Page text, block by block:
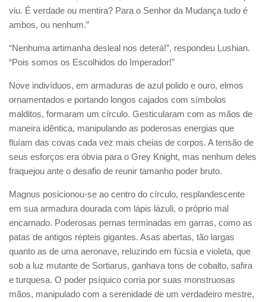
viu. É verdade ou mentira? Para o Senhor da Mudança tudo é
ambos, ou nenhum.”
“Nenhuma artimanha desleal nos deterá!”, respondeu Lushian.
“Pois somos os Escolhidos do Imperador!”
Nove indivíduos, em armaduras de azul polido e ouro, elmos
ornamentados e portando longos cajados com símbolos
malditos, formaram um círculo. Gesticularam com as mãos de
maneira idêntica, manipulando as poderosas energias que
fluíam das covas cada vez mais cheias de corpos. A tensão de
seus esforços era óbvia para o Grey Knight, mas nenhum deles
fraquejou ante o desafio de reunir tamanho poder bruto.
Magnus posicionou-se ao centro do círculo, resplandescente
em sua armadura dourada com lápis lázuli, o próprio mal
encarnado. Poderosas pernas terminadas em garras, como as
patas de antigos répteis gigantes. Asas abertas, tão largas
quanto as de uma aeronave, reluzindo em fúcsia e violeta, que
sob a luz mutante de Sortiarus, ganhava tons de cobalto, safira
e turquesa. O poder psíquico corria por suas monstruosas
mãos, manipulado com a serenidade de um verdadeiro mestre,